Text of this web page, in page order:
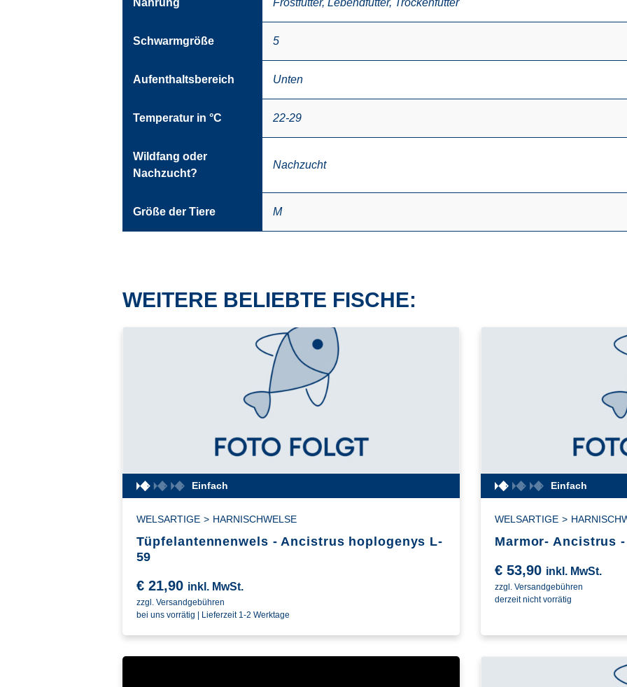
Nahrung Frostfutter, Lebendfutter, Trockenfutter
Schwarmgröße 5
Aufenthaltsbereich Unten
Temperatur in °C 22-29
Wildfang oder
Nachzucht?
Nachzucht
Größe der Tiere M
WEITERE BELIEBTE FISCHE:
Einfach
WELSARTIGE > HARNISCHWELSE
Tüpfelantennenwels - Ancistrus hoplogenys L-
59
€21,90 inkl. MwSt.
zzgl. Versandgebühren
bei uns vorrätig | Lieferzeit 1-2 Werktage
Einfach
WELSARTIGE >
Marmor- Ancistrus
€53,90 inkl. MwSt.
zzgl. Versandgebühren
derzeit nicht vorrätig